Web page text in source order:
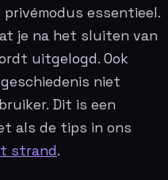
essentieel.
je na het sluiten van
uitgelogd. Ook
niet
Dit is een
als de tips in ons
strand.